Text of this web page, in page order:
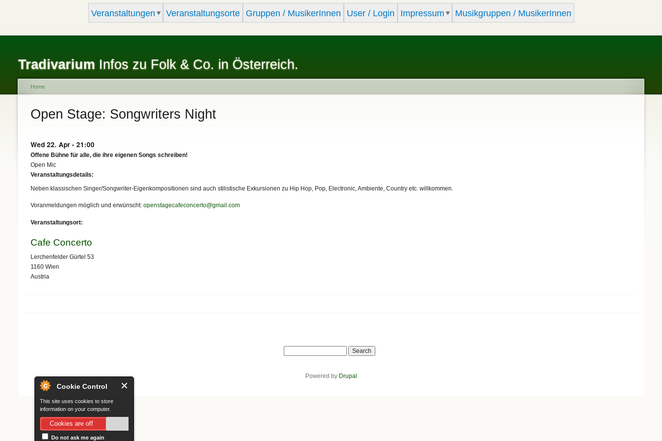
Cookie Control
This site uses cookies to store
information on your computer.
Cookies are off
Do not ask me again
main
content
Veranstaltungen Veranstaltungsorte Gruppen / MusikerInnen User / Login Impressum Musikgruppen / MusikerInnen
Tradivarium Infos zu Folk & Co. in Österreich.
You are here
Home
Open Stage: Songwriters Night
Wed 22. Apr - 21:00
Offene Bühne für alle, die ihre eigenen Songs schreiben!
Open Mic
Veranstaltungsdetails:
Neben klassischen Singer/Songwriter-Eigenkompositionen sind auch stilistische Exkursionen zu Hip Hop, Pop, Electronic, Ambiente, Country etc. willkommen.
Voranmeldungen möglich und erwünscht: openstagecafeconcerto@gmail.com
Veranstaltungsort:
Cafe Concerto
Lerchenfelder Gürtel 53
1160 Wien
Austria
Powered by Drupal